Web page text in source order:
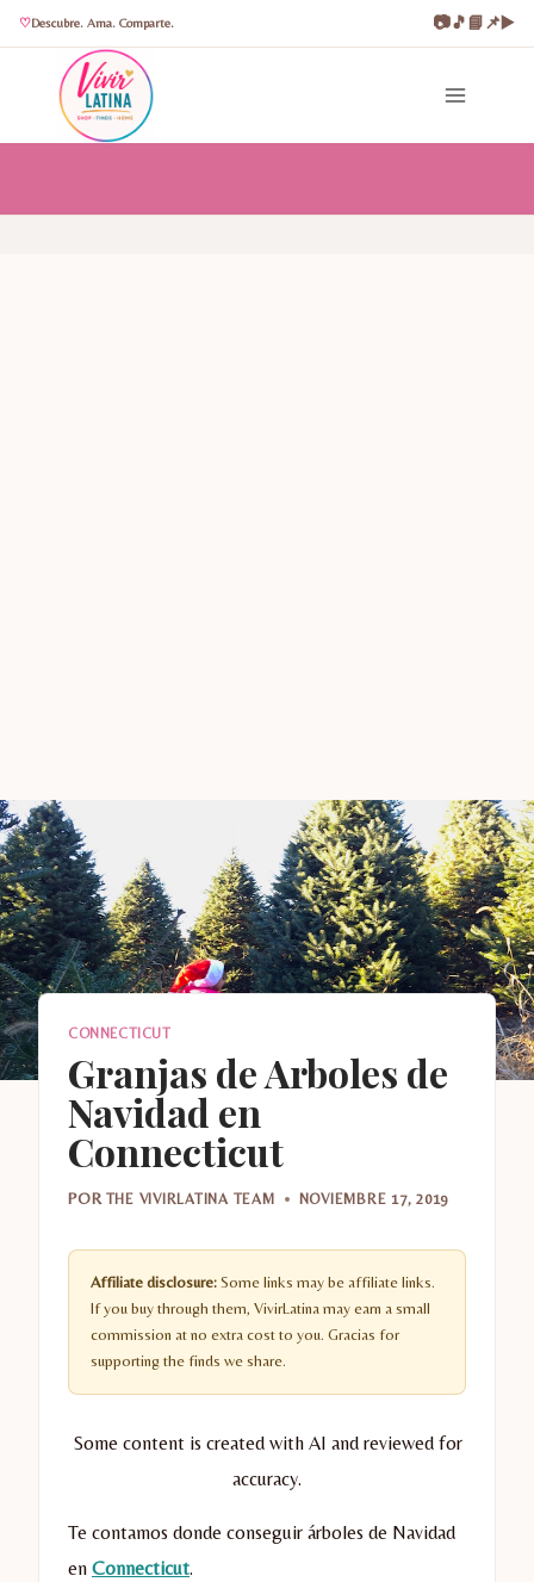
Descubre. Ama. Comparte. 📷🎵📘📌▶️
contenido
CONNECTICUT
Granjas de Arboles de
Navidad en
Connecticut
POR THE VIVIRLATINA TEAM NOVIEMBRE 17, 2019
Affiliate disclosure: Some links may be affiliate links.
If you buy through them, VivirLatina may earn a small
commission at no extra cost to you. Gracias for
supporting the finds we share.
Some content is created with AI and reviewed for
accuracy.
Te contamos donde conseguir árboles de Navidad
en Connecticut.